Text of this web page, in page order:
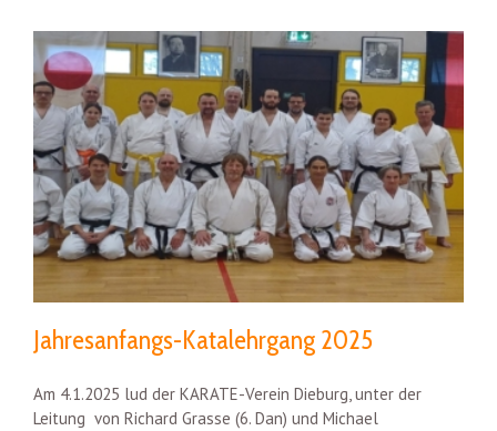
Jahresanfangs-Katalehrgang 2025
Am 4.1.2025 lud der KARATE-Verein Dieburg, unter der
Leitung von Richard Grasse (6. Dan) und Michael